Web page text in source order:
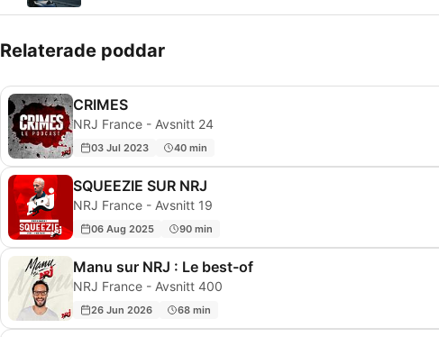
Relaterade poddar
CRIMES
NRJ France - Avsnitt 24
03 Jul 2023 40 min
SQUEEZIE SUR NRJ
NRJ France - Avsnitt 19
06 Aug 2025 90 min
Manu sur NRJ : Le best-of
NRJ France - Avsnitt 400
26 Jun 2026 68 min